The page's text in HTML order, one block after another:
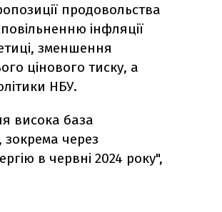
продовольства
інфляції
зменшення
цінового тиску, а
НБУ.
висока база
зокрема через
в червні 2024 року",